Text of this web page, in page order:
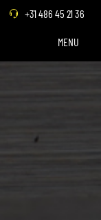
+31 486 45 21 36
MENU